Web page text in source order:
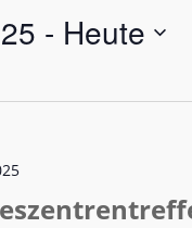
- Heute